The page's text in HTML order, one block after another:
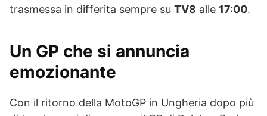
trasmessa in differita sempre su TV8 alle 17:00.
Un GP che si annuncia
emozionante
Con il ritorno della MotoGP in Ungheria dopo più